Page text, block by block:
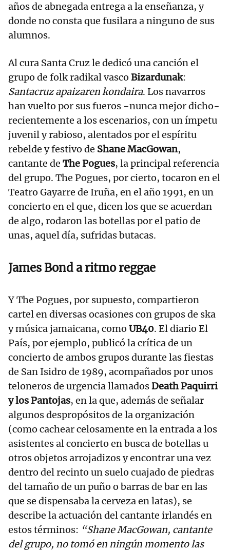
años de abnegada entrega a la enseñanza, y
donde no consta que fusilara a ninguno de sus
alumnos.
Al cura Santa Cruz le dedicó una canción el
grupo de folk radikal vasco Bizardunak:
Santacruz apaizaren kondaira. Los navarros
han vuelto por sus fueros −nunca mejor dicho−
recientemente a los escenarios, con un ímpetu
juvenil y rabioso, alentados por el espíritu
rebelde y festivo de Shane MacGowan,
cantante de The Pogues, la principal referencia
del grupo. The Pogues, por cierto, tocaron en el
Teatro Gayarre de Iruña, en el año 1991, en un
concierto en el que, dicen los que se acuerdan
de algo, rodaron las botellas por el patio de
unas, aquel día, sufridas butacas.
James Bond a ritmo reggae
Y The Pogues, por supuesto, compartieron
cartel en diversas ocasiones con grupos de ska
y música jamaicana, como UB40. El diario El
País, por ejemplo, publicó la crítica de un
concierto de ambos grupos durante las fiestas
de San Isidro de 1989, acompañados por unos
teloneros de urgencia llamadosDeath Paquirri
y los Pantojas, en la que, además de señalar
algunos despropósitos de la organización
(como cachear celosamente en la entrada a los
asistentes al concierto en busca de botellas u
otros objetos arrojadizos y encontrar una vez
dentro del recinto un suelo cuajado de piedras
del tamaño de un puño o barras de bar en las
que se dispensaba la cerveza en latas), se
describe la actuación del cantante irlandés en
estos términos: “Shane MacGowan, cantante
del grupo, no tomó en ningún momento las